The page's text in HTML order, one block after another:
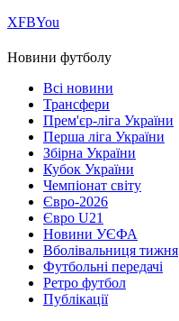
ХFBYou
Новини футболу
Всі новини
Трансфери
Прем'єр-ліга України
Перша ліга України
Збірна України
Кубок України
Чемпіонат світу
Євро-2026
Євро U21
Новини УЄФА
Вболівальниця тижня
Футбольні передачі
Ретро футбол
Публікації